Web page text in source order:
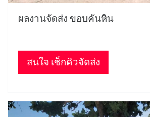
ผลงานจัดส่ง ขอบคันหิน
สนใจ เช็กคิวจัดส่ง